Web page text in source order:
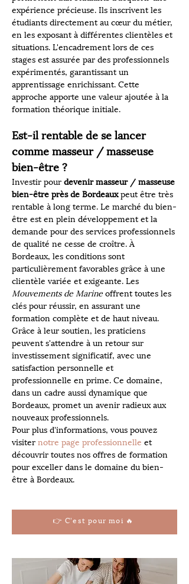
expérience précieuse. Ils inscrivent les
étudiants directement au cœur du métier,
en les exposant à différentes clientèles et
situations. L'encadrement lors de ces
stages est assurée par des professionnels
expérimentés, garantissant un
apprentissage enrichissant. Cette
approche apporte une valeur ajoutée à la
formation théorique initiale.
Est-il rentable de se lancer
comme masseur / masseuse
bien-être ?
Investir pour devenir masseur / masseuse
bien-être près de Bordeaux peut être très
rentable à long terme. Le marché du bien-
être est en plein développement et la
demande pour des services professionnels
de qualité ne cesse de croître. À
Bordeaux, les conditions sont
particulièrement favorables grâce à une
clientèle variée et exigeante. Les
Mouvements de Marine offrent toutes les
clés pour réussir, en assurant une
formation complète et de haut niveau.
Grâce à leur soutien, les praticiens
peuvent s'attendre à un retour sur
investissement significatif, avec une
satisfaction personnelle et
professionnelle en prime. Ce domaine,
dans un cadre aussi dynamique que
Bordeaux, promet un avenir radieux aux
nouveaux professionnels.
Pour plus d'informations, vous pouvez
visiter notre page professionnelle et
découvrir toutes nos offres de formation
pour exceller dans le domaine du bien-
être à Bordeaux.
👉 C'est pour moi 🔥